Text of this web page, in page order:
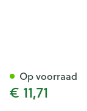
€ 11,71
Op voorraad